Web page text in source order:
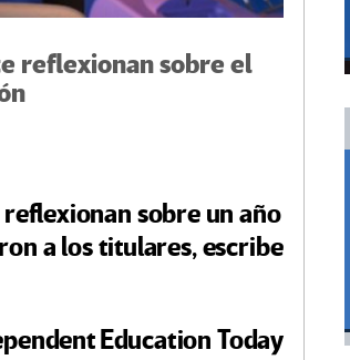
reflexionan sobre el
sobre un año
a los titulares, escribe
Education Today